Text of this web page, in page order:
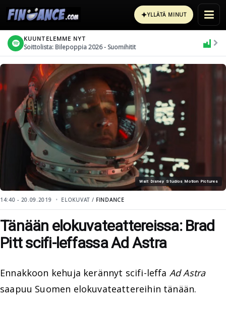
✦YLLÄTÄ MINUT
KUUNTELEMME NYT
Soittolista: Bilepoppia 2026 - Suomihitit
Walt Disney Studios Motion Pictures
14:40 - 20.09.2019 ELOKUVAT / FINDANCE
Tänään elokuvateattereissa: Brad
Pitt scifi-leffassa Ad Astra
Ennakkoon kehuja kerännyt scifi-leffa Ad Astra
saapuu Suomen elokuvateattereihin tänään.